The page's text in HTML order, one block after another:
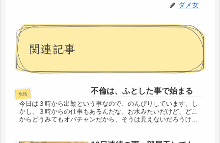
ダメ女
関連記事
生活 不倫は、ふとした事で始まる
今日は３時から出勤という事なので、のんびりしています。し
かし、３時からの仕事もあるんだな。お水みたいだけど、どこ
からどうみてもオバチャンだから、そうは見えないだろうけ